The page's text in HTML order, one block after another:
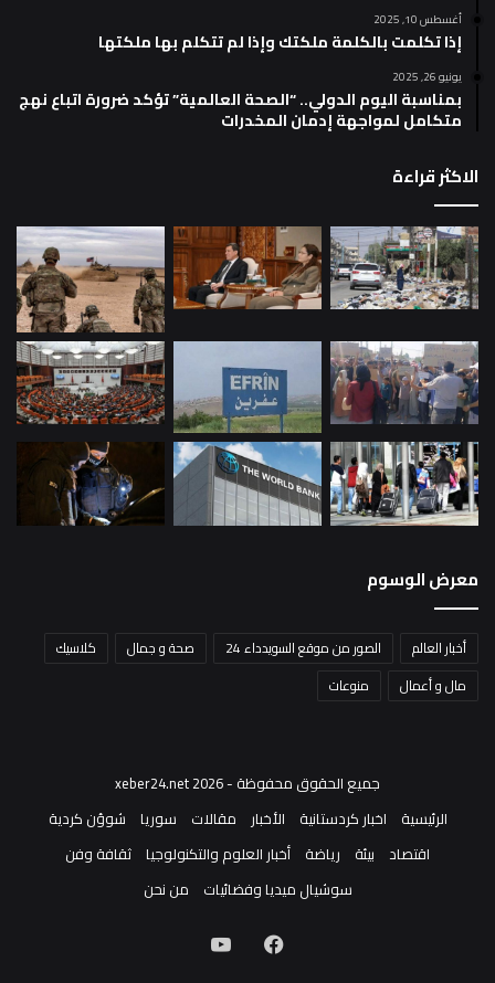
أغسطس 10, 2025
إذا تكلمت بالكلمة ملكتك وإذا لم تتكلم بها ملكتها
يونيو 26, 2025
بمناسبة اليوم الدولي.. “الصحة العالمية” تؤكد ضرورة اتباع نهج
متكامل لمواجهة إدمان المخدرات
الاكثر قراءة
معرض الوسوم
أخبار العالم الصور من موقع السويدداء 24 صحة و جمال
كلاسيك
مال و أعمال
منوعات
جميع الحقوق محفوظة - xeber24.net 2026
الرئيسية
اخبار كردستانية الأخبار مقالات سوريا
شوؤن كردية
اقتصاد
بيئة رياضة أخبار العلوم والتكنولوجيا ثقافة وفن
سوشيال ميديا وفضائيات
من نحن
فيسبوك‫YouTube